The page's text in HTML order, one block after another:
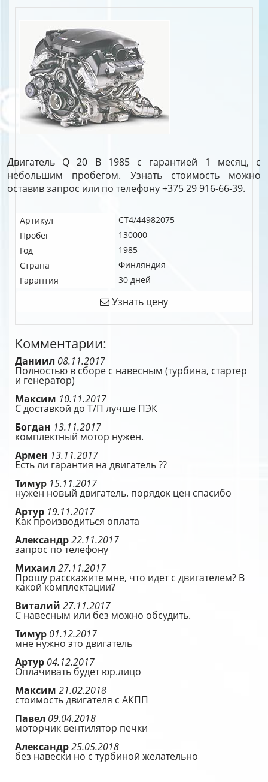
Двигатель Q 20 B 1985 с гарантией 1 месяц, с
небольшим пробегом. Узнать стоимость можно
оставив запрос или по телефону +375 29 916-66-39.
Артикул
CT4/44982075
Пробег
130000
Год
1985
Страна
Финляндия
Гарантия
30 дней
Узнать цену
Комментарии:
Даниил 08.11.2017
Полностью в сборе с навесным (турбина, стартер
и генератор)
Максим 10.11.2017
С доставкой до Т/П лучше ПЭК
Богдан 13.11.2017
комплектный мотор нужен.
Армен 13.11.2017
Есть ли гарантия на двигатель ??
Тимур 15.11.2017
нужен новый двигатель. порядок цен спасибо
Артур 19.11.2017
Как производиться оплата
Александр22.11.2017
запрос по телефону
Михаил 27.11.2017
Прошу расскажите мне, что идет с двигателем? В
какой комплектации?
Виталий 27.11.2017
С навесным или без можно обсудить.
Тимур 01.12.2017
мне нужно это двигатель
Артур 04.12.2017
Оплачивать будет юр.лицо
Максим 21.02.2018
стоимость двигателя с АКПП
Павел 09.04.2018
моторчик вентилятор печки
Александр25.05.2018
без навески но с турбиной желательно